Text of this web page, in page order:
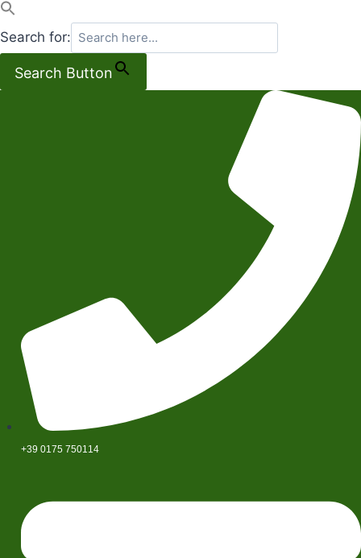
Search for:
Search Button
+39 0175 750114